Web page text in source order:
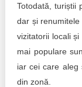
Totodată, turiștii
dar și
vizitatorii locali
mai populare
iar cei care aleg
din zonă.